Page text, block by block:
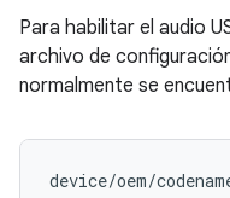
Para habilitar el audio
archivo de
normalmente se